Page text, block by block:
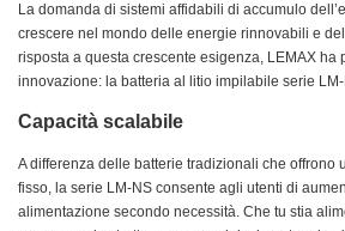
La domanda di sistemi affidabili di accumulo
crescere nel mondo delle energie rinnovabili e
risposta a questa crescente esigenza, LEMAX ha
innovazione: la batteria al litio impilabile serie
Capacità scalabile
A differenza delle batterie tradizionali che offrono
fisso, la serie LM-NS consente agli utenti di
alimentazione secondo necessità. Che tu stia